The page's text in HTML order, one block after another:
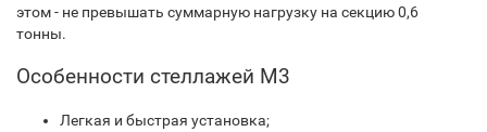
этом - не превышать суммарную нагрузку на секцию 0,6
тонны.
Особенности стеллажей М3
Легкая и быстрая установка;